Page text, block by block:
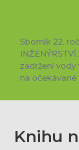
Sborník 22.
zadržení
na
Knihu